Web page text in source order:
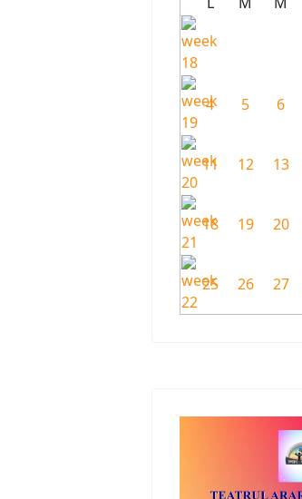
4 5 6
11 12 13
18 19 20
25 26 27